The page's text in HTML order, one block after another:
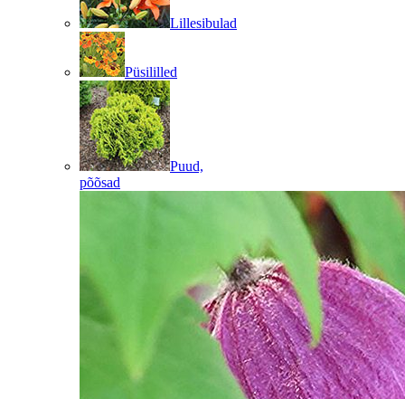
Lillesibulad
Püsililled
Puud,
põõsad